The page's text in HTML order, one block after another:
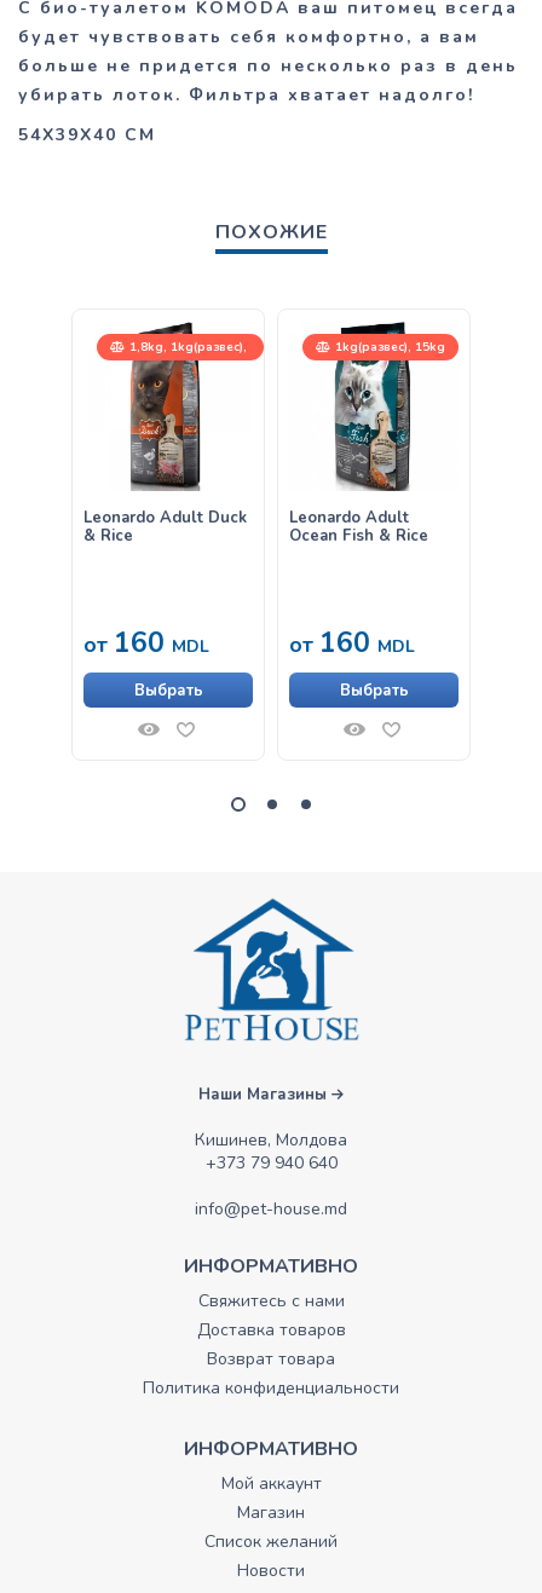
С био-туалетом KOMODA ваш питомец всегда
будет чувствовать себя комфортно, а вам
больше не придется по несколько раз в день
убирать лоток. Фильтра хватает надолго!
54Х39Х40 СМ
ПОХОЖИЕ
1,8kg, 1kg(развес),
15kg
Leonardo Adult Duck
& Rice
от 160 MDL
Выбрать
1kg(развес), 15kg
Leonardo Adult
Ocean Fish & Rice
от 160 MDL
Выбрать
Наши Магазины
Кишинев, Молдова
+373 79 940 640
info@pet-house.md
ИНФОРМАТИВНО
Свяжитесь с нами
Доставка товаров
Возврат товара
Политика конфиденциальности
ИНФОРМАТИВНО
Мой аккаунт
Магазин
Список желаний
Новости